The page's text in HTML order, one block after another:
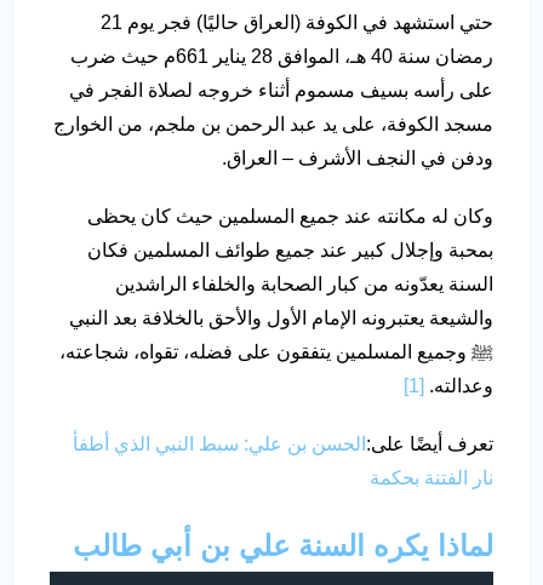
حتي استشهد في الكوفة (العراق حاليًا) فجر يوم 21
رمضان سنة 40 هـ، الموافق 28 يناير 661م حيث ضرب
على رأسه بسيف مسموم أثناء خروجه لصلاة الفجر في
مسجد الكوفة، على يد عبد الرحمن بن ملجم، من الخوارج
ودفن في النجف الأشرف – العراق.
وكان له مكانته عند جميع المسلمين حيث كان يحظى
بمحبة وإجلال كبير عند جميع طوائف المسلمين فكان
السنة يعدّونه من كبار الصحابة والخلفاء الراشدين
والشيعة يعتبرونه الإمام الأول والأحق بالخلافة بعد النبي
ﷺ وجميع المسلمين يتفقون على فضله، تقواه، شجاعته،
وعدالته. [1]
تعرف أيضًا على: الحسن بن علي: سبط النبي الذي أطفأ
نار الفتنة بحكمة
لماذا يكره السنة علي بن أبي طالب